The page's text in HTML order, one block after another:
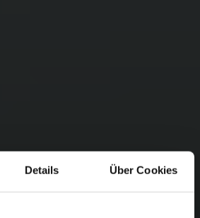
Details Über Cookies